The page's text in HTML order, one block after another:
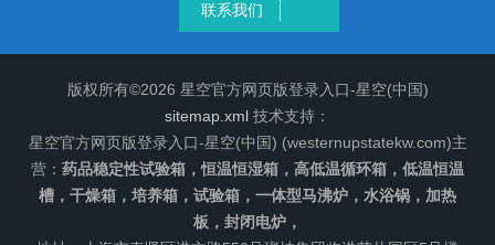
温耐材。电阻丝在通电后会因电流通过产...
联系我们
版权所有©2026 星空官方网页版登录入口-星空(中国)
sitemap.xml 技术支持：
星空官方网页版登录入口-星空(中国) (westernupstatekw.com)主
营： 药品稳定性试验箱，恒温恒湿箱，高低温循环箱，低温恒温
槽，干燥箱，培养箱，试验箱，一体型马沸炉，水浴锅，加热
板，封闭电炉，